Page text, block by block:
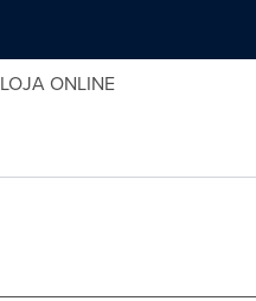
LOJA ONLINE